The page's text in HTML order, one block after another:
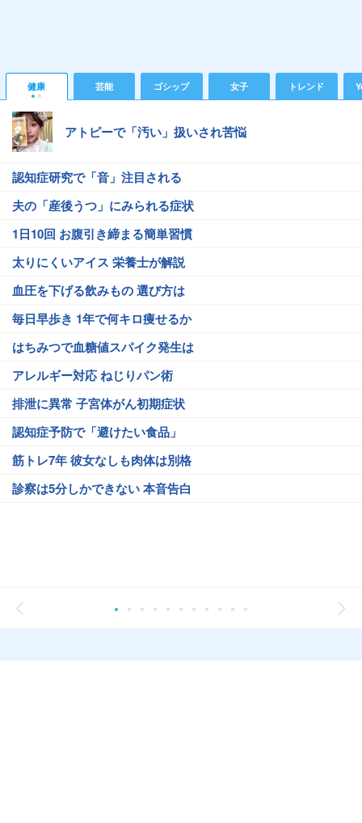
健康 芸能 ゴシップ 女子 トレンド
アトピーで「汚い」扱いされ苦悩
認知症研究で「音」注目される
夫の「産後うつ」にみられる症状
1日10回 お腹引き締まる簡単習慣
太りにくいアイス 栄養士が解説
血圧を下げる飲みもの 選び方は
毎日早歩き 1年で何キロ痩せるか
はちみつで血糖値スパイク発生は
アレルギー対応 ねじりパン術
排泄に異常 子宮体がん初期症状
認知症予防で「避けたい食品」
筋トレ7年 彼女なしも肉体は別格
診察は5分しかできない 本音告白